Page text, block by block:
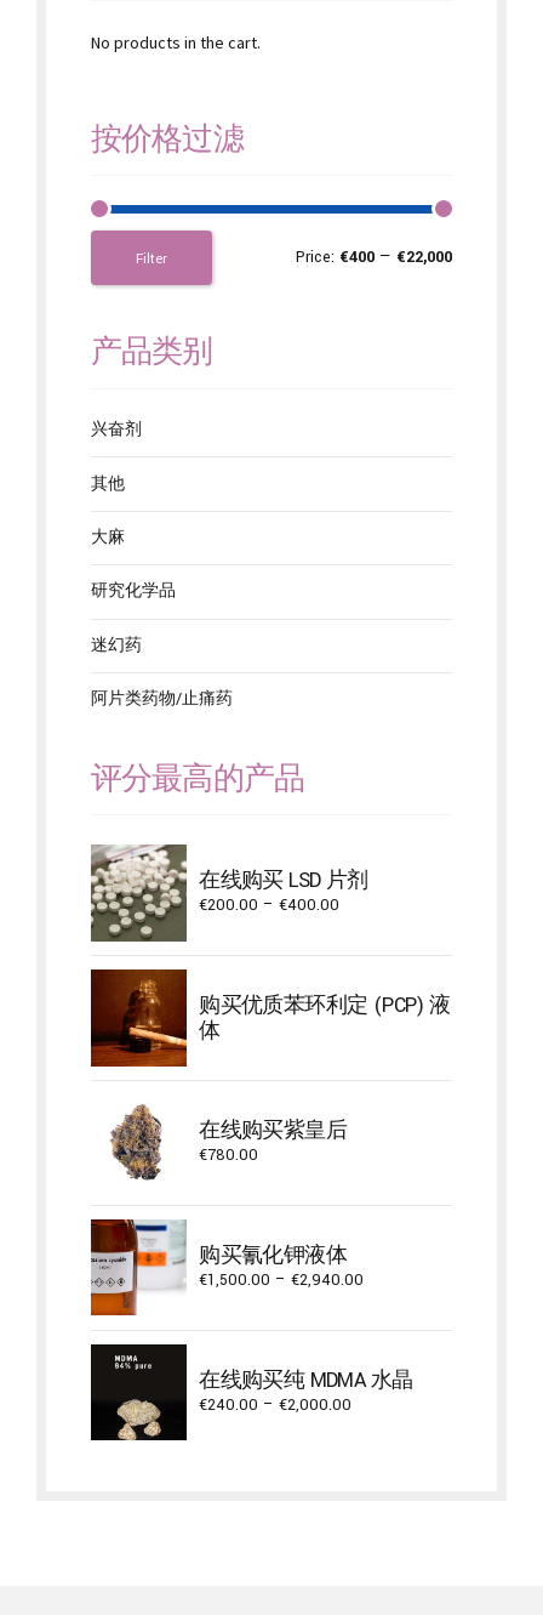
No products in the cart.
按价格过滤
Filter Price: €400 — €22,000
产品类别
兴奋剂
其他
大麻
研究化学品
迷幻药
阿片类药物/止痛药
评分最高的产品
在线购买 LSD 片剂
€200.00 – €400.00
€400.00
购买优质苯环利定 (PCP) 液
体
在线购买紫皇后
€780.00
购买氰化钾液体
€1,500.00 – €2,940.00
€2,940.00
在线购买纯 MDMA 水晶
€240.00 – €2,000.00